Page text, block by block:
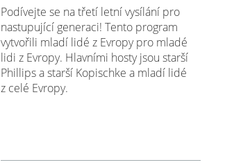
Podívejte se na třetí letní vysílání pro
nastupující generaci! Tento program
vytvořili mladí lidé z Evropy pro mladé
lidi z Evropy. Hlavními hosty jsou starší
Phillips a starší Kopischke a mladí lidé
z celé Evropy.